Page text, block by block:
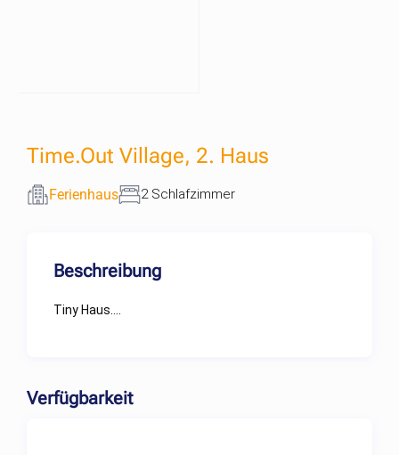
Time.Out Village, 2. Haus
Ferienhaus 2 Schlafzimmer
Beschreibung
Tiny Haus….
Verfügbarkeit